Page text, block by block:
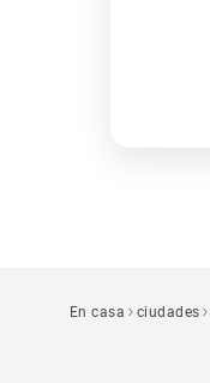
En casa ciudades